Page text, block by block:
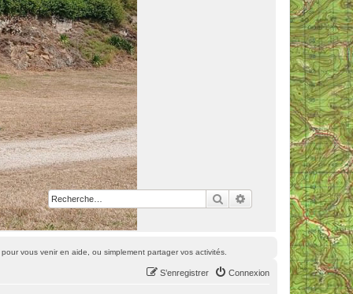
RechercherRecherche avancée
vous venir en aide, ou simplement partager vos activités.
Connexion
S’enregistrer